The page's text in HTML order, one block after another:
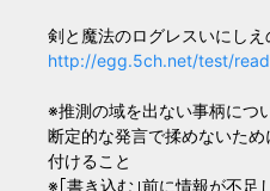
剣と魔法のログレスいにし
http://egg.5ch.net/test/
※推測の域を出ない事柄につ
断定的な発言で揉めないた
付けること
※｢書き込む｣前に情報が不足